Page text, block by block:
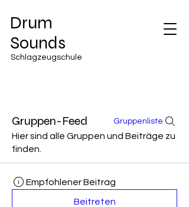
Drum
Sounds
Schlagzeugschule
Gruppen-Feed Gruppenliste
Hier sind alle Gruppen und Beiträge zu
finden.
Empfohlener Beitrag
Beitreten